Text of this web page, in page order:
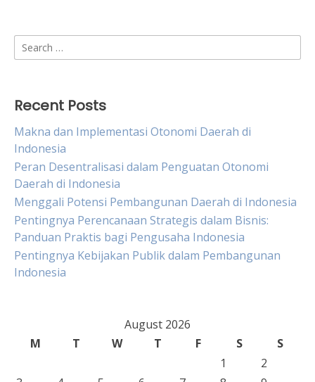
Search
for:
Recent Posts
Makna dan Implementasi Otonomi Daerah di
Indonesia
Peran Desentralisasi dalam Penguatan Otonomi
Daerah di Indonesia
Menggali Potensi Pembangunan Daerah di Indonesia
Pentingnya Perencanaan Strategis dalam Bisnis:
Panduan Praktis bagi Pengusaha Indonesia
Pentingnya Kebijakan Publik dalam Pembangunan
Indonesia
August 2026
M
T W T F S
S
1
2